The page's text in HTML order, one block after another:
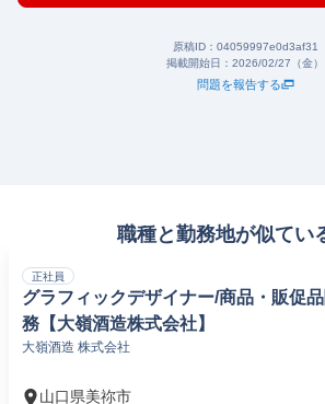
原稿ID： 04059997e0d3af31
掲載開始日： 2026/02/27（金）
問題を報告する
職種と勤務地が似てい
正社員
グラフィックデザイナー/商品・販促
務【大嶺酒造株式会社】
大嶺酒造 株式会社
山口県美祢市